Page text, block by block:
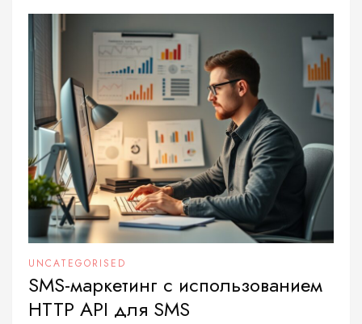
UNCATEGORISED
SMS-маркетинг с использованием
HTTP API для SMS